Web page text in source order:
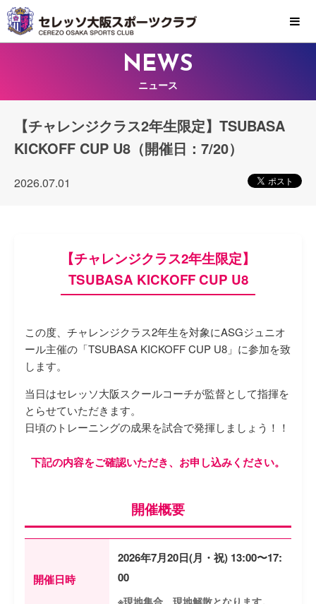
MENU
NEWS
ニュース
【チャレンジクラス2年生限定】TSUBASA
KICKOFF CUP U8（開催日：7/20）
2026.07.01
【チャレンジクラス2年生限定】
TSUBASA KICKOFF CUP U8
この度、チャレンジクラス2年生を対象にASGジュニオ
ール主催の「TSUBASA KICKOFF CUP U8」に参加を致
します。
当日はセレッソ大阪スクールコーチが監督として指揮を
とらせていただきます。
日頃のトレーニングの成果を試合で発揮しましょう！！
下記の内容をご確認いただき、お申し込みください。
開催概要
開催日時
2026年7月20日(月・祝) 13:00〜17:
00
※現地集合、現地解散となります。